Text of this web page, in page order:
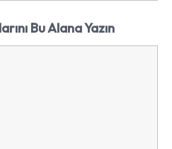
Bu Alana Yazın